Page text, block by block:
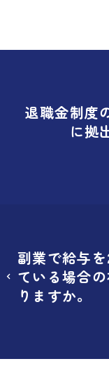
退職金制度
に拠
副業で給与
ている場合
りますか。